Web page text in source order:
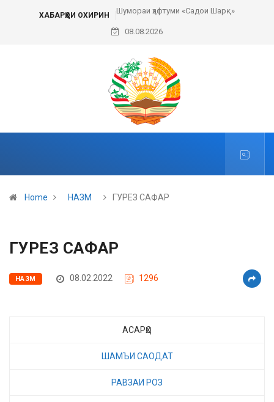
ХАБАРҲОИ ОХИРИН Шумораи ҳафтуми «Садои Шарқ»
08.08.2026
Home НАЗМ ГУРЕЗ САФАР
ГУРЕЗ САФАР
НАЗМ 08.02.2022 1296
АСАРҲО
ШАМЪИ САОДАТ
РАВЗАИ РОЗ